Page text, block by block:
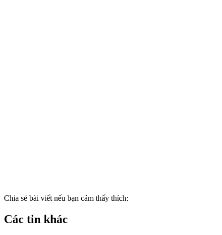
Chia sẻ bài viết nếu bạn cảm thấy thích:
Các tin khác